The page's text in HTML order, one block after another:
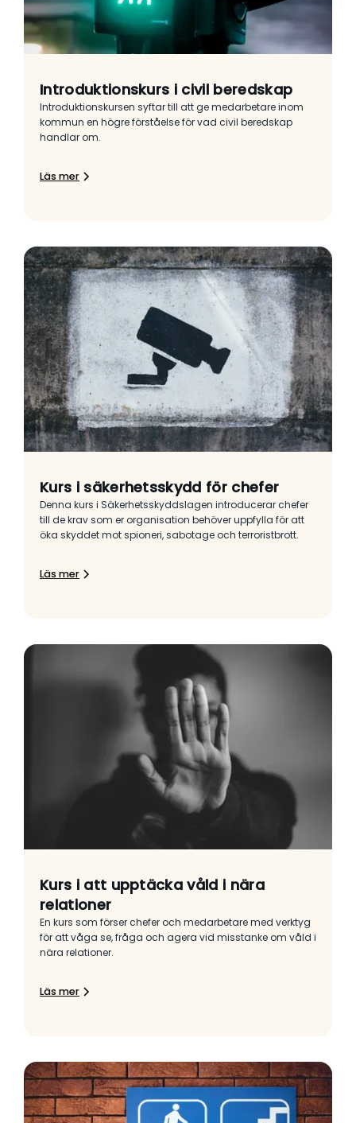
Introduktionskurs i civil beredskap
Introduktionskursen syftar till att ge medarbetare inom
kommun en högre förståelse för vad civil beredskap
handlar om.
Läs mer
Kurs i säkerhetsskydd för chefer
Denna kurs i Säkerhetsskyddslagen introducerar chefer
till de krav som er organisation behöver uppfylla för att
öka skyddet mot spioneri, sabotage och terroristbrott.
Läs mer
Kurs i att upptäcka våld i nära
relationer
En kurs som förser chefer och medarbetare med verktyg
för att våga se, fråga och agera vid misstanke om våld i
nära relationer.
Läs mer